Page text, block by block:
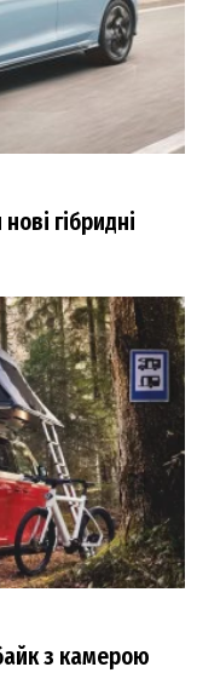
гібридні
з камерою